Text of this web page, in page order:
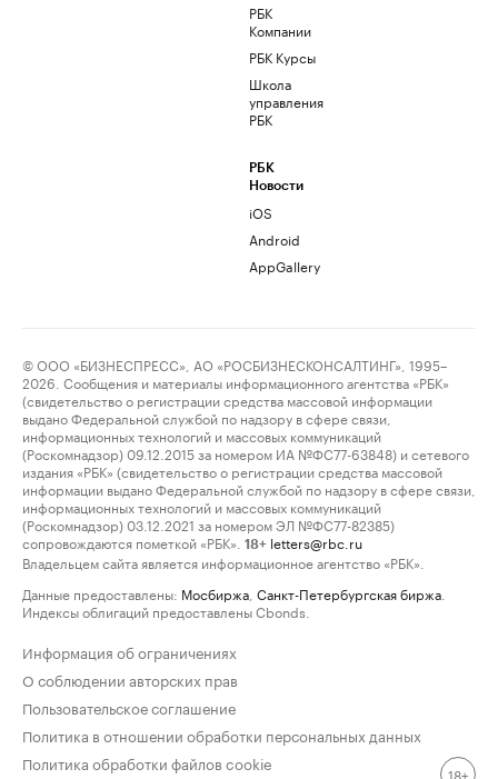
РБК
Компании
РБК Курсы
Школа
управления
РБК
РБК
Новости
iOS
Android
AppGallery
© ООО «БИЗНЕСПРЕСС», АО «РОСБИЗНЕСКОНСАЛТИНГ», 1995–
2026. Сообщения и материалы информационного агентства «РБК»
(свидетельство о регистрации средства массовой информации
выдано Федеральной службой по надзору в сфере связи,
информационных технологий и массовых коммуникаций
(Роскомнадзор) 09.12.2015 за номером ИА №ФС77-63848) и сетевого
издания «РБК» (свидетельство о регистрации средства массовой
информации выдано Федеральной службой по надзору в сфере связи,
информационных технологий и массовых коммуникаций
(Роскомнадзор) 03.12.2021 за номером ЭЛ №ФС77-82385)
сопровождаются пометкой «РБК».
18+ letters@rbc.ru
Владельцем сайта является информационное агентство «РБК».
Данные предоставлены: Мосбиржа Санкт-Петербургская биржа
Индексы облигаций предоставлены Cbonds.
Информация об ограничениях
О соблюдении авторских прав
Пользовательское соглашение
Политика в отношении обработки персональных данных
Политика обработки файлов cookie
18+